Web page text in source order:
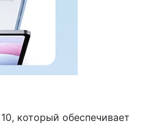
который обеспечивает